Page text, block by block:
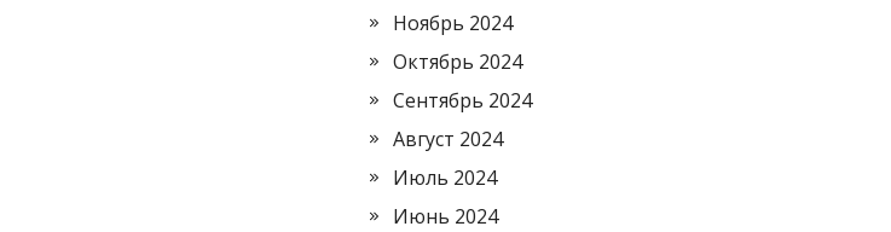
Ноябрь 2024
Октябрь 2024
Сентябрь 2024
Август 2024
Июль 2024
Июнь 2024